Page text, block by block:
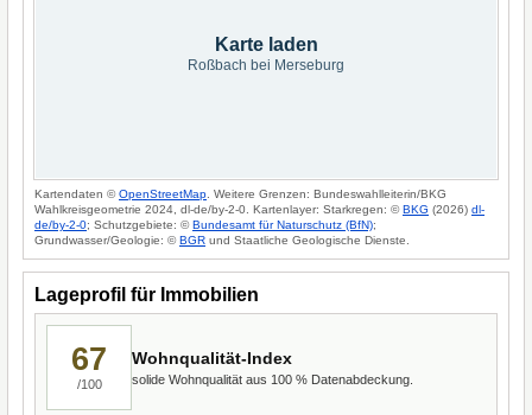
Karte laden
Roßbach bei Merseburg
Kartendaten ©OpenStreetMap . Weitere Grenzen: Bundeswahlleiterin/BKG
Wahlkreisgeometrie 2024, dl-de/by-2-0. Kartenlayer: Starkregen: ©BKG (2026) dl-
de/by-2-0; Schutzgebiete: ©Bundesamt für Naturschutz (BfN);
Grundwasser/Geologie: ©BGR und Staatliche Geologische Dienste.
Lageprofil für Immobilien
67
/100
Wohnqualität-Index
solide Wohnqualität aus 100 % Datenabdeckung.